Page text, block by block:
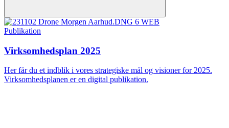
Publikation
Virksomhedsplan 2025
Her får du et indblik i vores strategiske mål og visioner for 2025.
Virksomhedsplanen er en digital publikation.